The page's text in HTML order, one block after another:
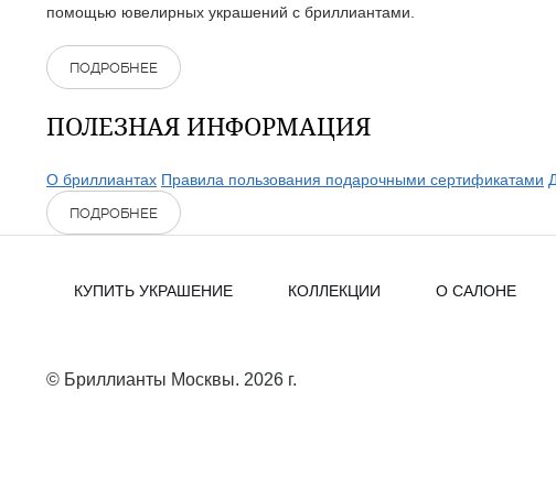
помощью ювелирных украшений с бриллиантами.
ПОДРОБНЕЕ
ПОЛЕЗНАЯ ИНФОРМАЦИЯ
О бриллиантах Правила пользования подарочными сертификатами
ПОДРОБНЕЕ
КУПИТЬ УКРАШЕНИЕ КОЛЛЕКЦИИ О САЛОНЕ
© Бриллианты Москвы. 2026 г.